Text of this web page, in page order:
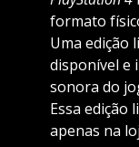
formato
Uma edição
disponível e
sonora do
Essa edição
apenas na